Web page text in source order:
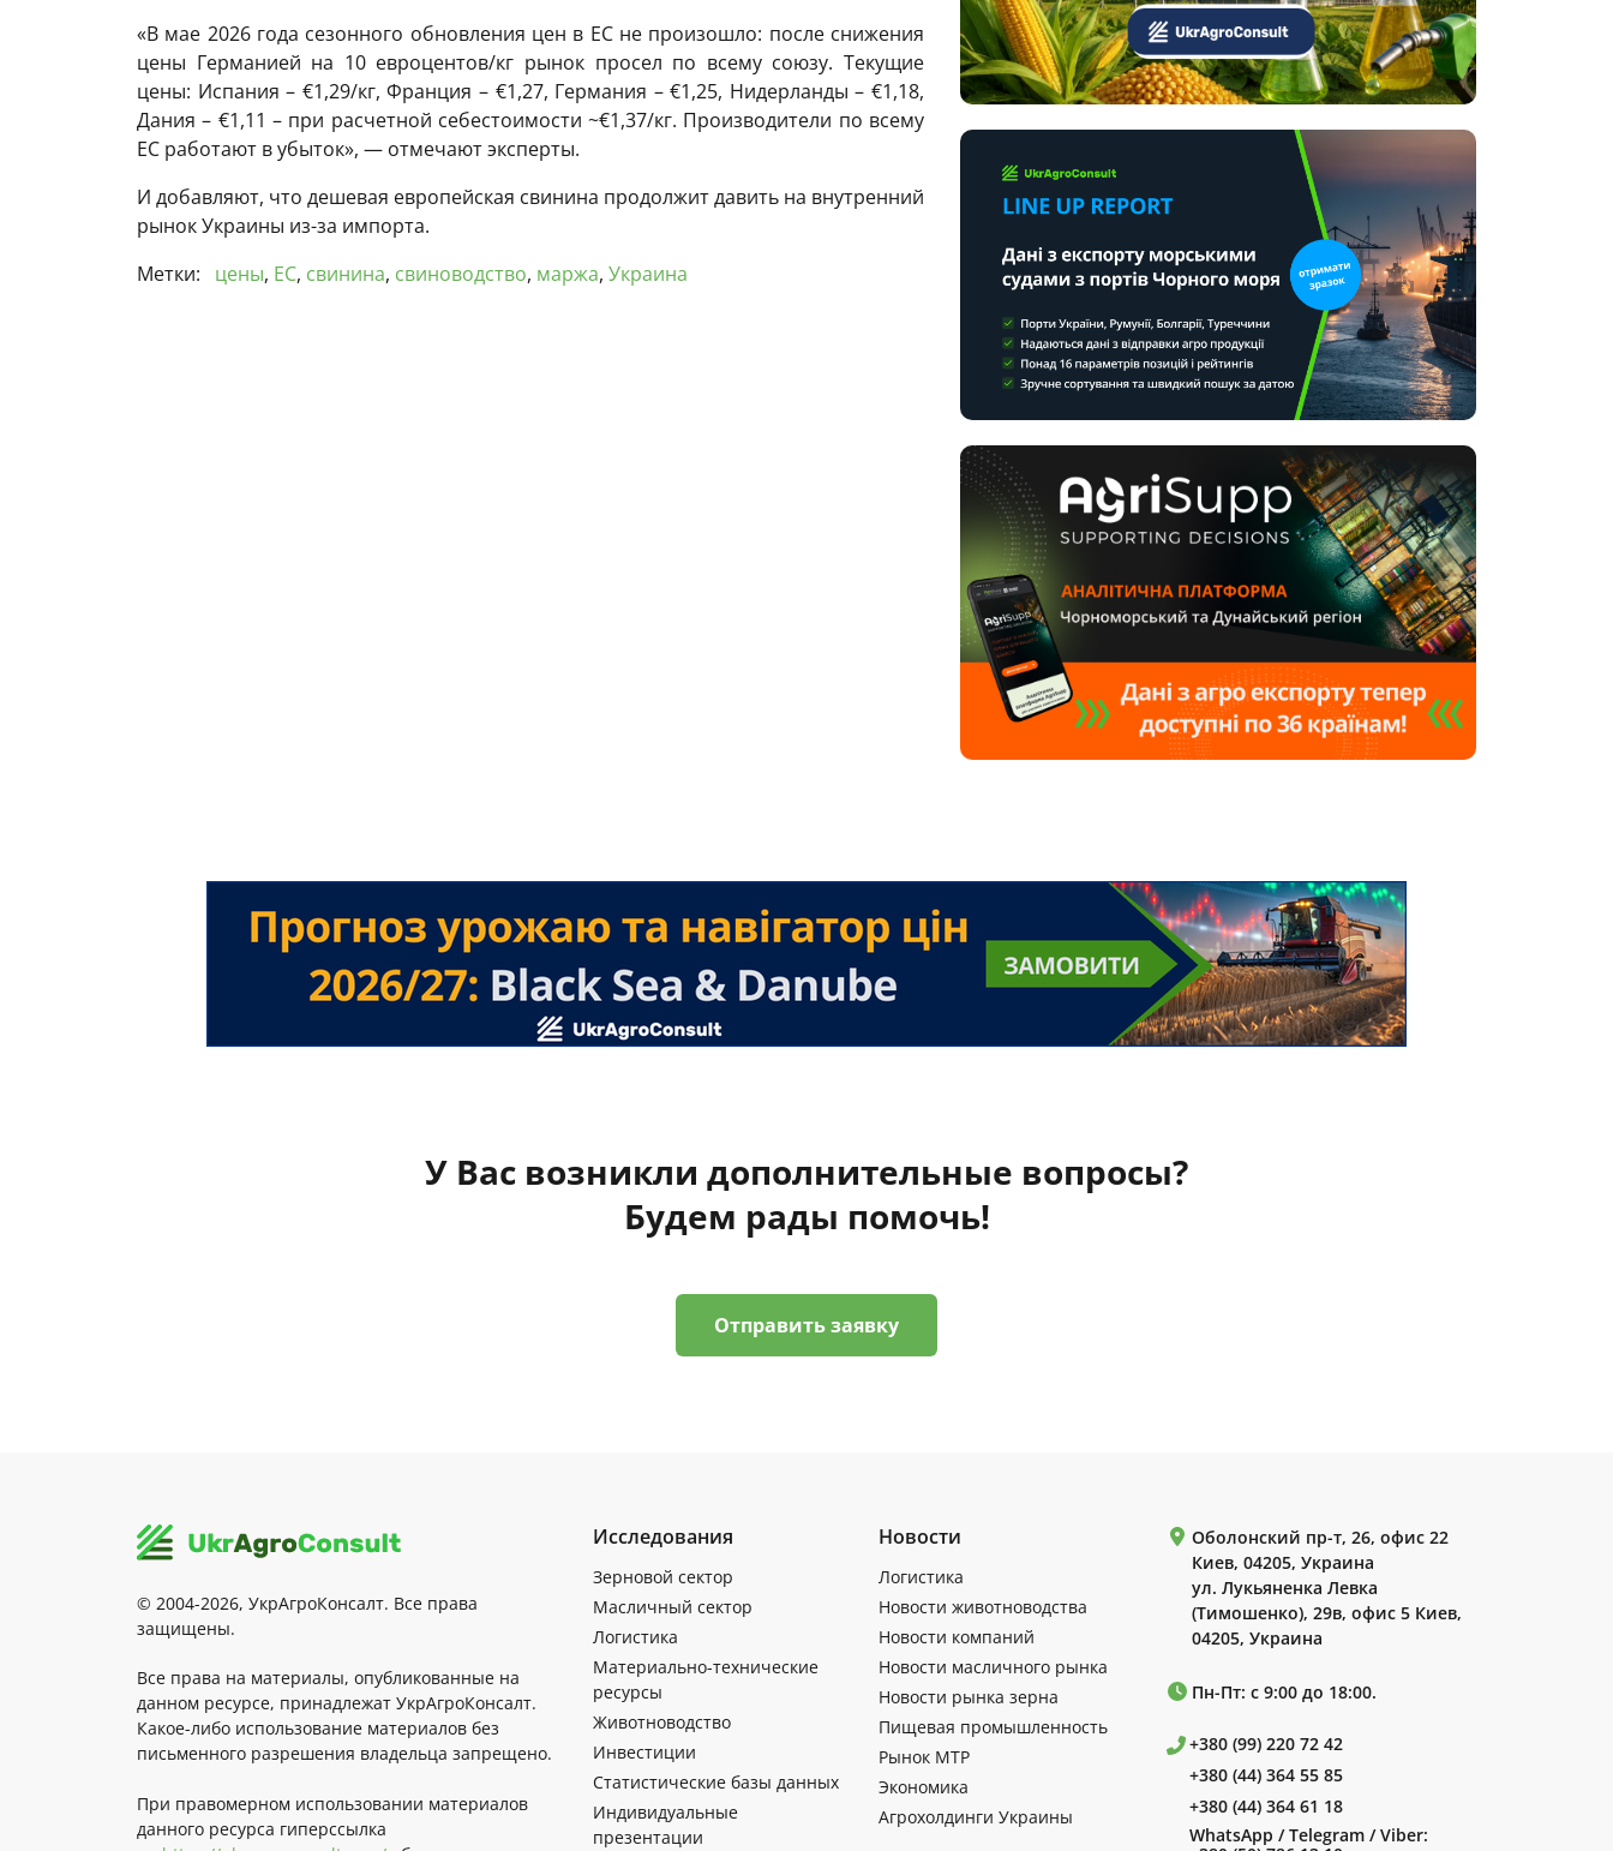
«В мае 2026 года сезонного обновления цен в ЕС не произошло: после снижения
цены Германией на 10 евроцентов/кг рынок просел по всему союзу. Текущие
цены: Испания – €1,29/кг, Франция – €1,27, Германия – €1,25, Нидерланды – €1,18,
Дания – €1,11 – при расчетной себестоимости ~€1,37/кг. Производители по всему
ЕС работают в убыток», — отмечают эксперты.
И добавляют, что дешевая европейская свинина продолжит давить на внутренний
рынок Украины из-за импорта.
Метки:
цены, ЕС, свинина, свиноводство, маржа, Украина
У Вас возникли дополнительные вопросы?
Будем рады помочь!
Отправить заявку
© 2004-2026, УкрАгроКонсалт. Все права
защищены.
Все права на материалы, опубликованные на
данном ресурсе, принадлежат УкрАгроКонсалт.
Какое-либо использование материалов без
письменного разрешения владельца запрещено.
При правомерном использовании материалов
данного ресурса гиперссылка
Исследования
Зерновой сектор
Масличный сектор
Логистика
Материально-технические
ресурсы
Животноводство
Инвестиции
Статистические базы данных
Индивидуальные
презентации
Новости
Логистика
Новости животноводства
Новости компаний
Новости масличного рынка
Новости рынка зерна
Пищевая промышленность
Рынок МТР
Экономика
Агрохолдинги Украины
Оболонский пр-т, 26, офис 22
Киев, 04205, Украина
ул. Лукьяненка Левка
(Тимошенко), 29в, офис 5 Киев,
04205, Украина
Пн-Пт: с 9:00 до 18:00.
+380 (99) 220 72 42
+380 (44) 364 55 85
+380 (44) 364 61 18
WhatsApp / Telegram / Viber: